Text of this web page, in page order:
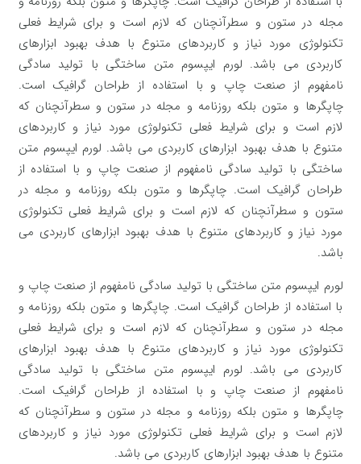
مجله در ستون و سطرآنچنان که لازم است و برای شرایط فعلی
تکنولوژی مورد نیاز و کاربردهای متنوع با هدف بهبود ابزارهای
کاربردی می باشد. لورم ایپسوم متن ساختگی با تولید سادگی
نامفهوم از صنعت چاپ و با استفاده از طراحان گرافیک است.
چاپگرها و متون بلکه روزنامه و مجله در ستون و سطرآنچنان که
لازم است و برای شرایط فعلی تکنولوژی مورد نیاز و کاربردهای
متنوع با هدف بهبود ابزارهای کاربردی می باشد. لورم ایپسوم متن
ساختگی با تولید سادگی نامفهوم از صنعت چاپ و با استفاده از
طراحان گرافیک است. چاپگرها و متون بلکه روزنامه و مجله در
ستون و سطرآنچنان که لازم است و برای شرایط فعلی تکنولوژی
مورد نیاز و کاربردهای متنوع با هدف بهبود ابزارهای کاربردی می
باشد.
لورم ایپسوم متن ساختگی با تولید سادگی نامفهوم از صنعت چاپ و
با استفاده از طراحان گرافیک است. چاپگرها و متون بلکه روزنامه و
مجله در ستون و سطرآنچنان که لازم است و برای شرایط فعلی
تکنولوژی مورد نیاز و کاربردهای متنوع با هدف بهبود ابزارهای
کاربردی می باشد. لورم ایپسوم متن ساختگی با تولید سادگی
نامفهوم از صنعت چاپ و با استفاده از طراحان گرافیک است.
چاپگرها و متون بلکه روزنامه و مجله در ستون و سطرآنچنان که
لازم است و برای شرایط فعلی تکنولوژی مورد نیاز و کاربردهای
متنوع با هدف بهبود ابزارهای کاربردی می باشد.